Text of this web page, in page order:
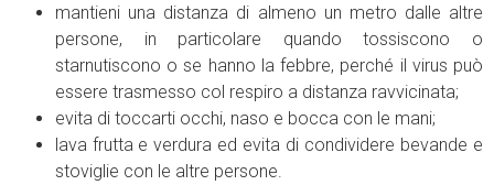
mantieni una distanza di almeno un metro dalle altre
persone, in particolare quando tossiscono o
starnutiscono o se hanno la febbre, perché il virus può
essere trasmesso col respiro a distanza ravvicinata;
evita di toccarti occhi, naso e bocca con le mani;
lava frutta e verdura ed evita di condividere bevande e
stoviglie con le altre persone.